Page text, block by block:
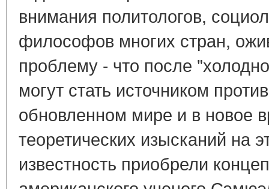
внимания политологов,
философов многих стран,
проблему - что после
могут стать источником
обновленном мире и в новое
теоретических изысканий на
известность приобрели